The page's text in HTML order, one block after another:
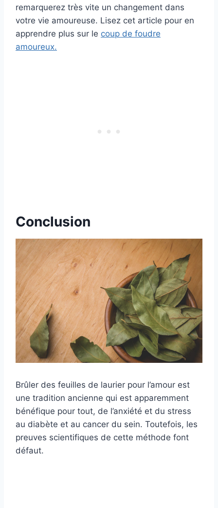
remarquerez très vite un changement dans
votre vie amoureuse. Lisez cet article pour en
apprendre plus sur le coup de foudre
amoureux.
Conclusion
Brûler des feuilles de laurier pour l’amour est
une tradition ancienne qui est apparemment
bénéfique pour tout, de l’anxiété et du stress
au diabète et au cancer du sein. Toutefois, les
preuves scientifiques de cette méthode font
défaut.